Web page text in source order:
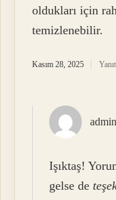
oldukları için
temizlenebilir.
Kasım 28, 2025
admin
Işıktaş!
gelse de